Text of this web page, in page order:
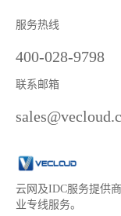
服务热线
400-028-9798
联系邮箱
云网及IDC服务提供
业专线服务。